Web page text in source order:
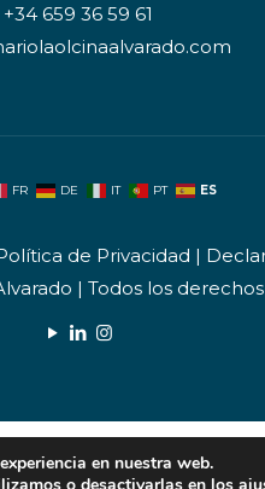
+34 659 36 59 61
FR DE IT PT ES
de Privacidad |
| Todos los
en nuestra web.